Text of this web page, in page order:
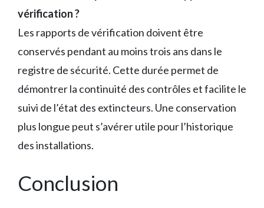
vérification ?
Les rapports de vérification doivent être
conservés pendant au moins trois ans dans le
registre de sécurité. Cette durée permet de
démontrer la continuité des contrôles et facilite le
suivi de l’état des extincteurs. Une conservation
plus longue peut s’avérer utile pour l’historique
des installations.
Conclusion